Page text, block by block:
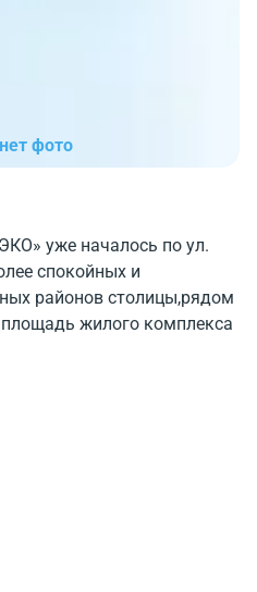
фото
уже началось по ул.
спокойных и
районов столицы,рядом
жилого комплекса
зона с искусственными
уже занимает 3
26 корпусов. Пока они
сдача ЖК
либо взять в
кирпичные, высота их
этажей.Здания
в форме